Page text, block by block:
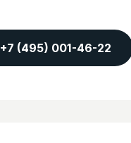
+7 (495) 001-46-22